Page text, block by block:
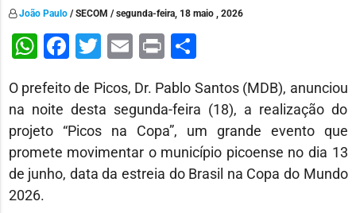
João Paulo/ SECOM / segunda-feira, 18 maio , 2026
WhatsApp
Facebook
Twitter
Email
PrintShare
O prefeito de Picos, Dr. Pablo Santos (MDB), anunciou
na noite desta segunda-feira (18), a realização do
projeto “Picos na Copa”, um grande evento que
promete movimentar o município picoense no dia 13
de junho, data da estreia do Brasil na Copa do Mundo
2026.